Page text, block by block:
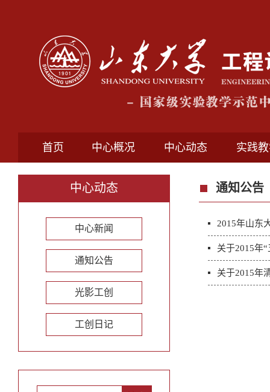
首页 中心概况 中心动态 实践
中心动态
中心新闻
通知公告
光影工创
工创日记
通知公告
2015年山东
关于2015年
关于2015年